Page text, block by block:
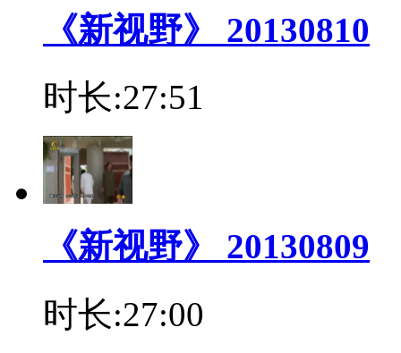
《新视野》 20130810
时长:27:51
《新视野》 20130809
时长:27:00